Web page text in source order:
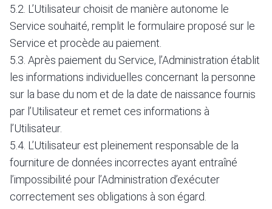
5.2. L’Utilisateur choisit de manière autonome le
Service souhaité, remplit le formulaire proposé sur le
Service et procède au paiement.
5.3. Après paiement du Service, l’Administration établit
les informations individuelles concernant la personne
sur la base du nom et de la date de naissance fournis
par l’Utilisateur et remet ces informations à
l’Utilisateur.
5.4. L’Utilisateur est pleinement responsable de la
fourniture de données incorrectes ayant entraîné
l’impossibilité pour l’Administration d’exécuter
correctement ses obligations à son égard.